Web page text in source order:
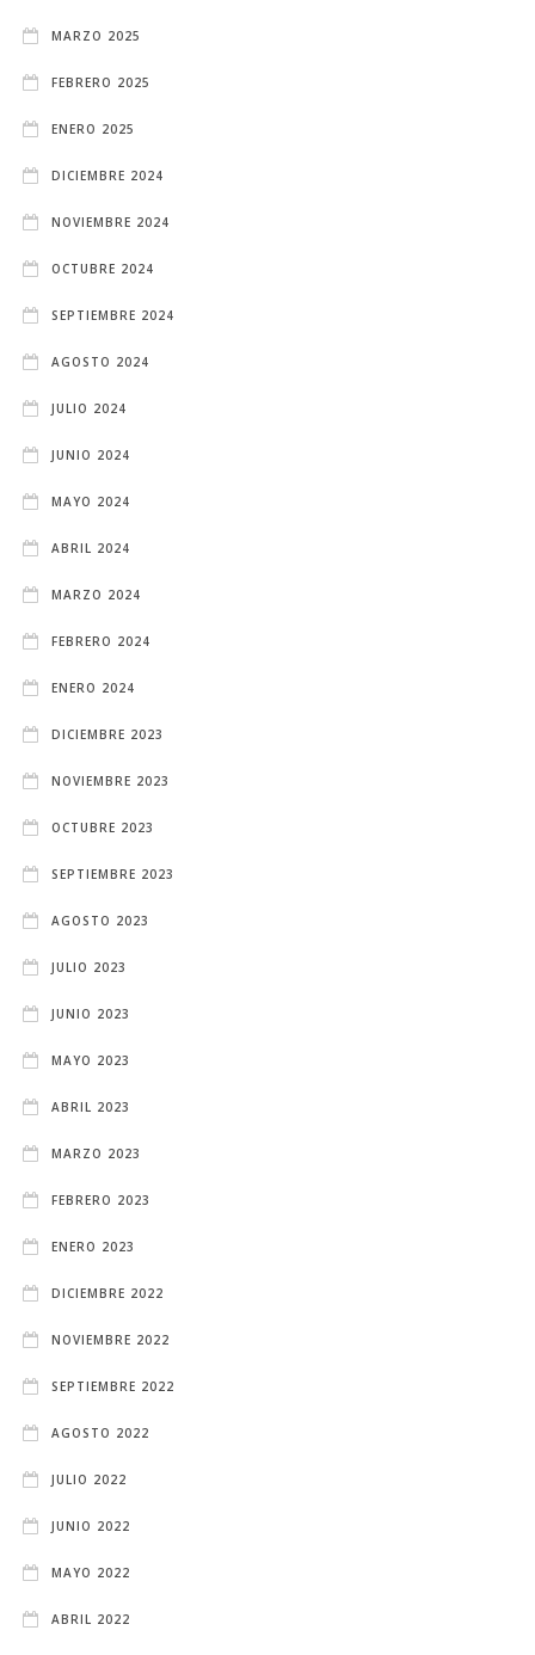
MARZO 2025
FEBRERO 2025
ENERO 2025
DICIEMBRE 2024
NOVIEMBRE 2024
OCTUBRE 2024
SEPTIEMBRE 2024
AGOSTO 2024
JULIO 2024
JUNIO 2024
MAYO 2024
ABRIL 2024
MARZO 2024
FEBRERO 2024
ENERO 2024
DICIEMBRE 2023
NOVIEMBRE 2023
OCTUBRE 2023
SEPTIEMBRE 2023
AGOSTO 2023
JULIO 2023
JUNIO 2023
MAYO 2023
ABRIL 2023
MARZO 2023
FEBRERO 2023
ENERO 2023
DICIEMBRE 2022
NOVIEMBRE 2022
SEPTIEMBRE 2022
AGOSTO 2022
JULIO 2022
JUNIO 2022
MAYO 2022
ABRIL 2022